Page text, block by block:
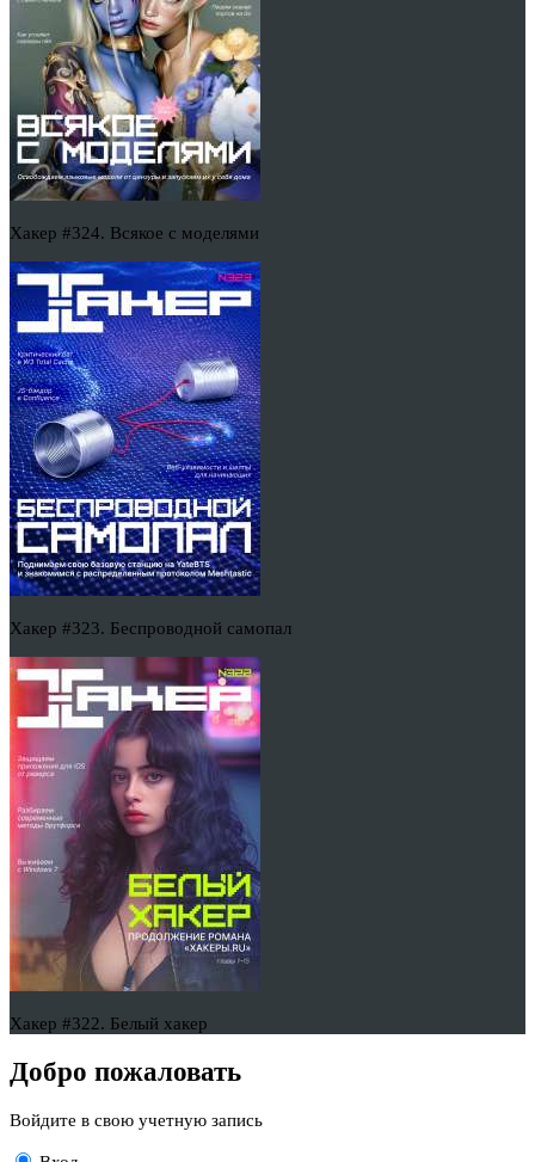
Хакер #324. Всякое с моделями
Хакер #323. Беспроводной самопал
Хакер #322. Белый хакер
Добро пожаловать
Войдите в свою учетную запись